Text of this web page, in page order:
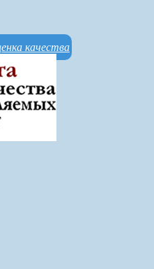
качества